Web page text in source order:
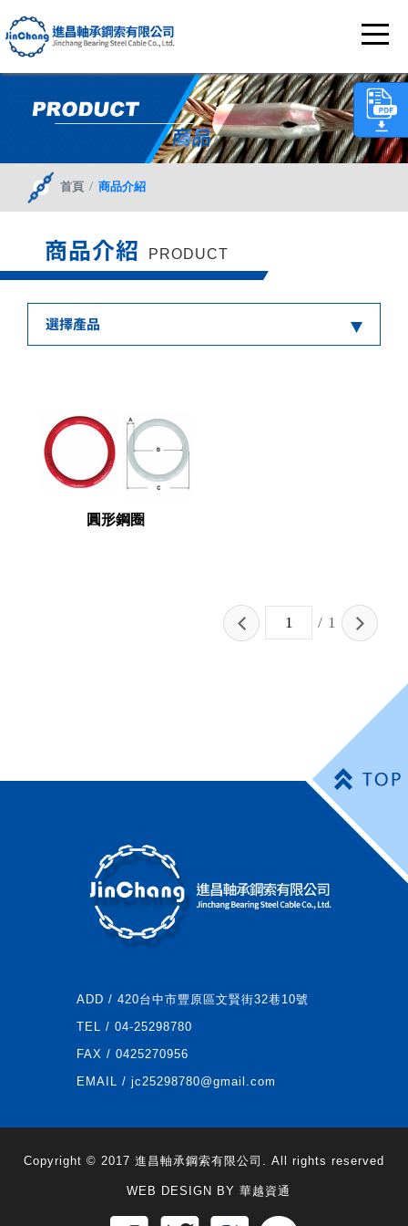
首頁 / 商品介紹
商品介紹 PRODUCT
選擇產品
圓形鋼圈
/ 1
ADD / 420台中市豐原區文賢街32巷10號
TEL / 04-25298780
FAX / 0425270956
EMAIL / jc25298780@gmail.com
Copyright © 2017 進昌軸承鋼索有限公司. All rights reserved
WEB DESIGN BY 華越資通